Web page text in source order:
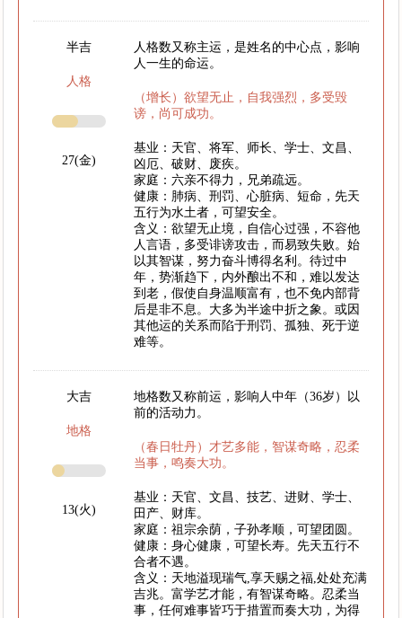
半吉
人格
27(金)
人格数又称主运，是姓名的中心点，影响
人一生的命运。
（增长）欲望无止，自我强烈，多受毁
谤，尚可成功。
基业：天官、将军、师长、学士、文昌、
凶厄、破财、废疾。
家庭：六亲不得力，兄弟疏远。
健康：肺病、刑罚、心脏病、短命，先天
五行为水土者，可望安全。
含义：欲望无止境，自信心过强，不容他
人言语，多受诽谤攻击，而易致失败。始
以其智谋，努力奋斗博得名利。待过中
年，势渐趋下，内外酿出不和，难以发达
到老，假使自身温顺富有，也不免内部背
后是非不息。大多为半途中折之象。或因
其他运的关系而陷于刑罚、孤独、死于逆
难等。
大吉
地格
13(火)
地格数又称前运，影响人中年（36岁）以
前的活动力。
（春日牡丹）才艺多能，智谋奇略，忍柔
当事，鸣奏大功。
基业：天官、文昌、技艺、进财、学士、
田产、财库。
家庭：祖宗余荫，子孙孝顺，可望团圆。
健康：身心健康，可望长寿。先天五行不
合者不遇。
含义：天地溢现瑞气,享天赐之福,处处充满
吉兆。富学艺才能，有智谋奇略。忍柔当
事，任何难事皆巧于措置而奏大功，为得